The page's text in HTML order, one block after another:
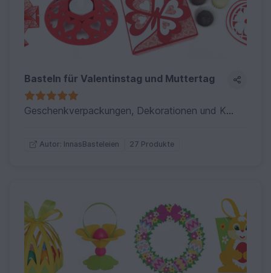
Basteln für Valentinstag und Muttertag
Geschenkverpackungen, Dekorationen und Karten für Valentinstag, Muttertag und ähnliche Anlässe.
Autor: InnasBasteleien 27 Produkte